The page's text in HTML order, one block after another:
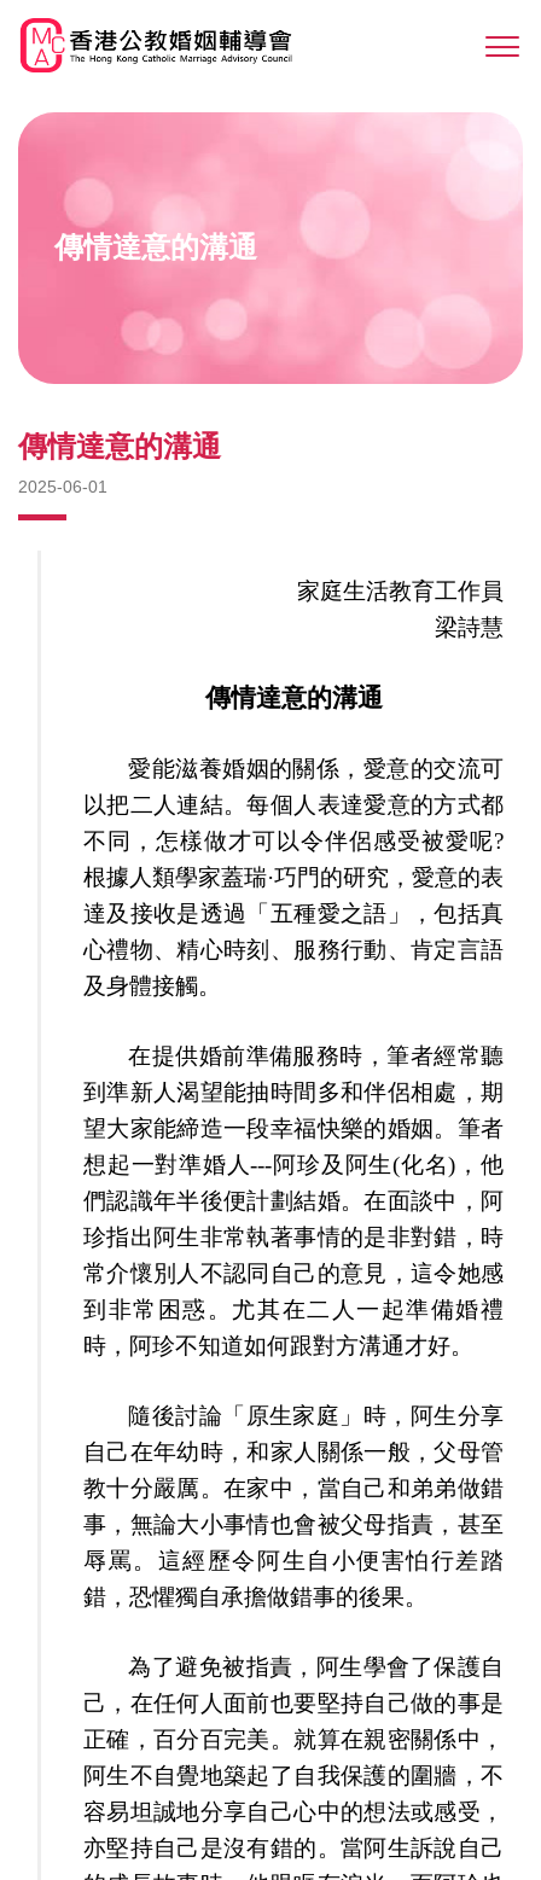
main
傳情達意的溝通
傳情達意的溝通
2025-06-01
家庭生活教育工作員
梁詩慧
傳情達意的溝通
愛能滋養婚姻的關係，愛意的交流可
以把二人連結。每個人表達愛意的方式都
不同，怎樣做才可以令伴侶感受被愛呢?
根據人類學家蓋瑞·巧門的研究，愛意的表
達及接收是透過「五種愛之語」，包括真
心禮物、精心時刻、服務行動、肯定言語
及身體接觸。
在提供婚前準備服務時，筆者經常聽
到準新人渴望能抽時間多和伴侶相處，期
望大家能締造一段幸福快樂的婚姻。筆者
想起一對準婚人---阿珍及阿生(化名)，他
們認識年半後便計劃結婚。在面談中，阿
珍指出阿生非常執著事情的是非對錯，時
常介懷別人不認同自己的意見，這令她感
到非常困惑。尤其在二人一起準備婚禮
時，阿珍不知道如何跟對方溝通才好。
隨後討論「原生家庭」時，阿生分享
自己在年幼時，和家人關係一般，父母管
教十分嚴厲。在家中，當自己和弟弟做錯
事，無論大小事情也會被父母指責，甚至
辱罵。這經歷令阿生自小便害怕行差踏
錯，恐懼獨自承擔做錯事的後果。
為了避免被指責，阿生學會了保護自
己，在任何人面前也要堅持自己做的事是
正確，百分百完美。就算在親密關係中，
阿生不自覺地築起了自我保護的圍牆，不
容易坦誠地分享自己心中的想法或感受，
亦堅持自己是沒有錯的。當阿生訴說自己